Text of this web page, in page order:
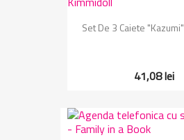
Vizualizare
Set De 3 Caiete
41,08 lei